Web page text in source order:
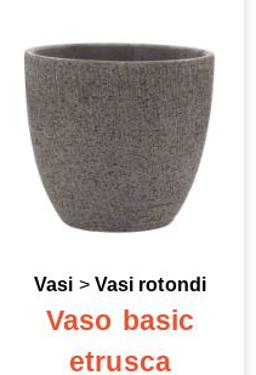
Vasi > Vasi rotondi
Vaso basic
etrusca